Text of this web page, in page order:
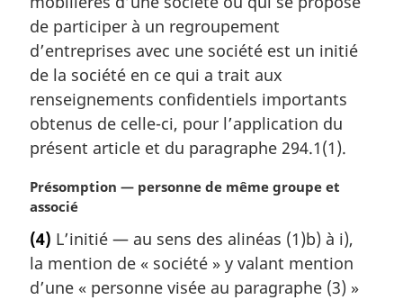
i
n
a
l
:
de participer à un regroupement
d’entreprises avec une société est un initié
de la société en ce qui a trait aux
renseignements confidentiels importants
obtenus de celle-ci, pour l’application du
présent article et du paragraphe 294.1(1).
N
o
e
m
a
Présomption — personne de même groupe et
associé
(4) L’initié — au sens des alinéas (1)b) à i),
la mention de « société » y valant mention
d’une « personne visée au paragraphe (3) »